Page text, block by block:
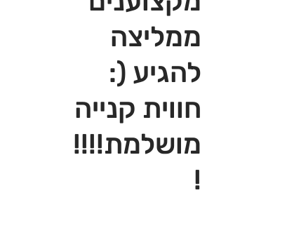
ממליצה
להגיע (:
חווית קנייה
מושלמת!!!!
!‎